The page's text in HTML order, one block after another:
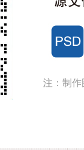
注：制作